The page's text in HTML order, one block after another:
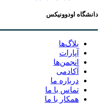
دانشگاه اودوونیکس
بلاگ‌ها
آپارات
انجمن‌ها
آکادمی
درباره ما
تماس با ما
همکار با ما